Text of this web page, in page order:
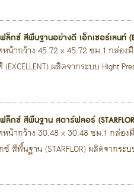
ล็กซ์ สีพื้นฐานอย่างดี เอ็กเซอร์เลนท์
หน้ากว้าง 45.72 x 45.72 ซม.1 กล่อ
ผลิตจากระบบ Hight
ล็กซ์ สีพื้นฐาน สตาร์ฟลอร์
หน้ากว้าง 30.48 x 30.48 ซม.1 กล่
สีพื้นฐาน (STARFLOR) ผลิตจากระบ